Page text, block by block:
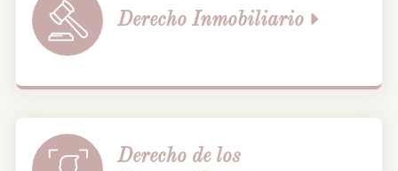
Derecho Inmobiliario
Derecho de los